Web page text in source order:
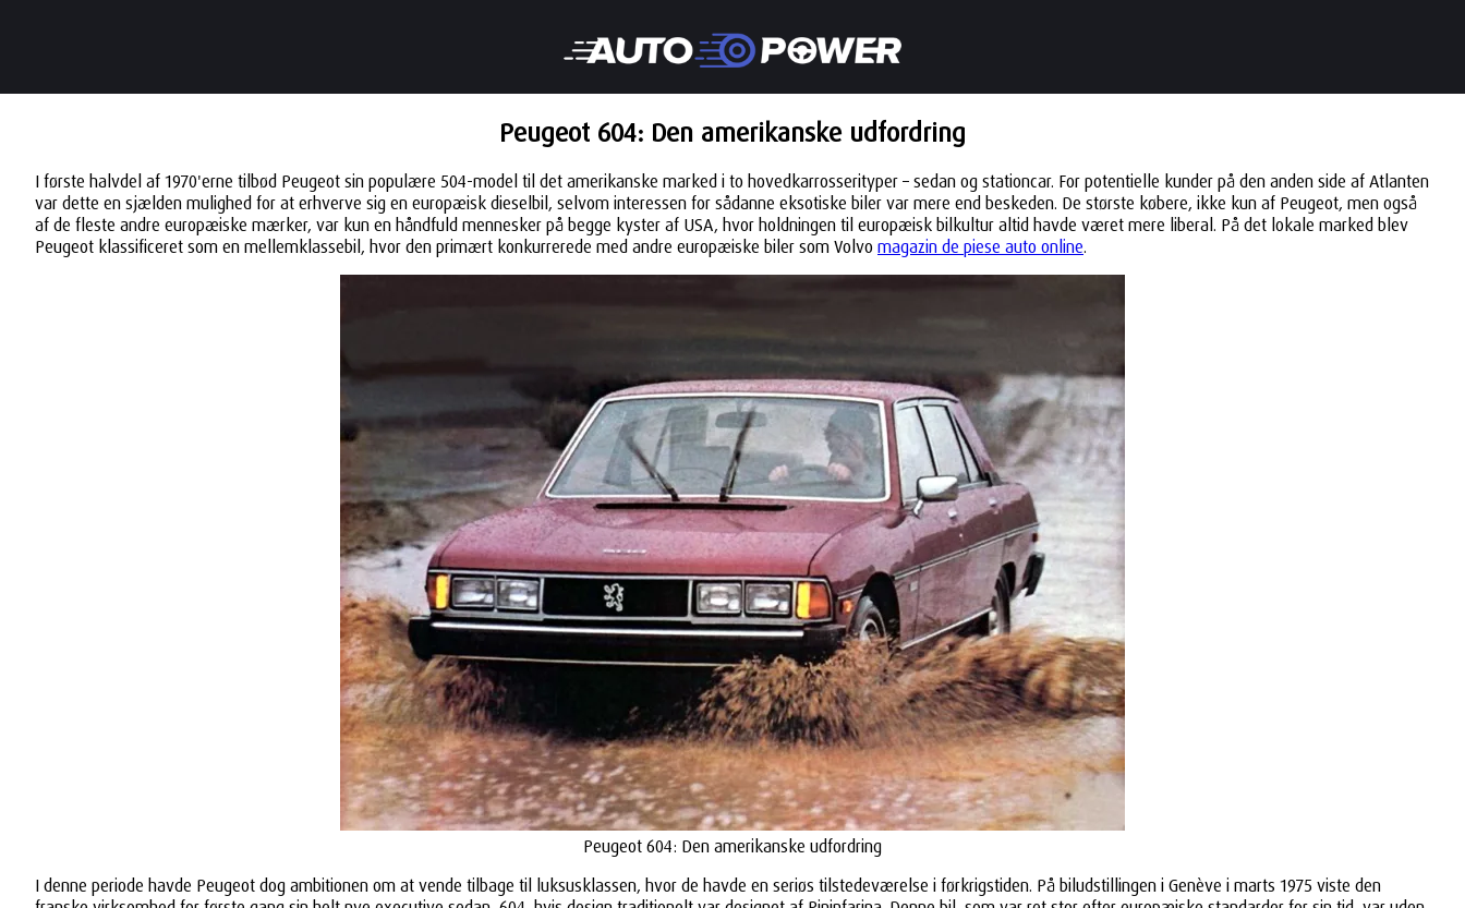
Peugeot 604: Den amerikanske udfordring
I første halvdel af 1970'erne tilbød Peugeot sin populære 504-model til det amerikanske marked i to hovedkarrosserityper – sedan og stationcar. For potentielle kunder på den anden side af Atlanten
var dette en sjælden mulighed for at erhverve sig en europæisk dieselbil, selvom interessen for sådanne eksotiske biler var mere end beskeden. De største købere, ikke kun af Peugeot, men også
af de fleste andre europæiske mærker, var kun en håndfuld mennesker på begge kyster af USA, hvor holdningen til europæisk bilkultur altid havde været mere liberal. På det lokale marked blev
Peugeot klassificeret som en mellemklassebil, hvor den primært konkurrerede med andre europæiske biler som Volvo magazin de piese auto online.
Peugeot 604: Den amerikanske udfordring
I denne periode havde Peugeot dog ambitionen om at vende tilbage til luksusklassen, hvor de havde en seriøs tilstedeværelse i førkrigstiden. På biludstillingen i Genève i marts 1975 viste den